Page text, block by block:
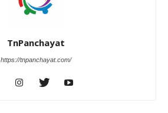
TnPanchayat
https://tnpanchayat.com/